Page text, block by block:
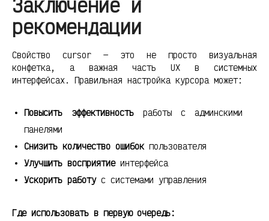
рекомендации
Свойство cursor — это не просто визуальная
конфетка, а важная часть UX в системных
интерфейсах. Правильная настройка курсора может:
Повысить эффективностьработы с админскими
панелями
Снизить количество ошибокпользователя
Улучшить восприятиеинтерфейса
Ускорить работус системами управления
Где использовать в первую очередь: